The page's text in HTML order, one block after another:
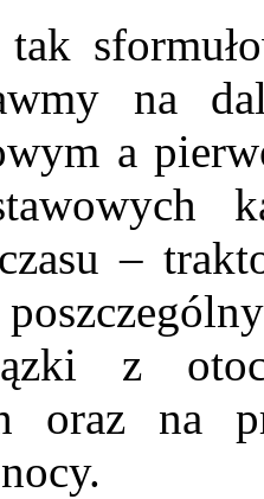
tak
na
a
–
z
oraz na